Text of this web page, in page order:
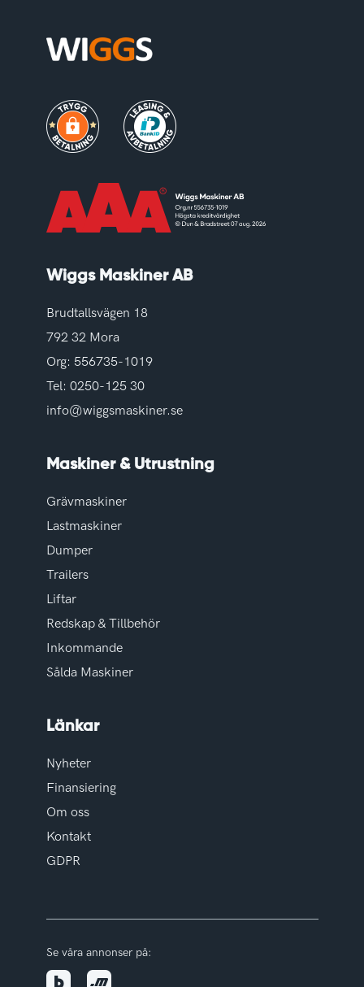
Wiggs Maskiner AB
Brudtallsvägen 18
792 32 Mora
Org: 556735-1019
Tel: 0250-125 30
info@wiggsmaskiner.se
Maskiner & Utrustning
Grävmaskiner
Lastmaskiner
Dumper
Trailers
Liftar
Redskap & Tillbehör
Inkommande
Sålda Maskiner
Länkar
Nyheter
Finansiering
Om oss
Kontakt
GDPR
Se våra annonser på: